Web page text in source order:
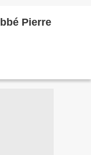
Pierre